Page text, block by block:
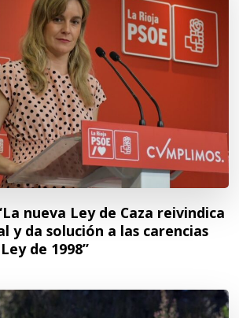
nueva Ley de Caza reivindica
y da solución a las carencias
de 1998”